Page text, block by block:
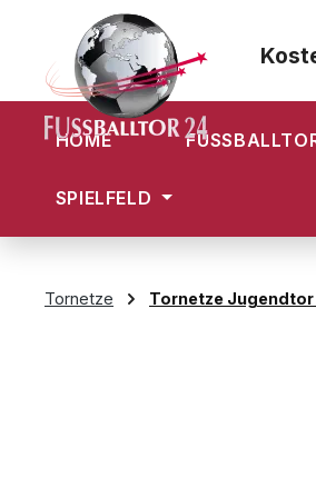
Hauptinhalt springen
Zur Suche springen
Zur Hauptnavigation springen
HOME
SPIELFELD
Tornetze Tornetze Jugendtor